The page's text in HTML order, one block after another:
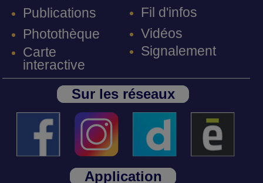
Publications
Photothèque
Carte
interactive
Fil d'infos
Vidéos
Signalement
Sur les réseaux
Application